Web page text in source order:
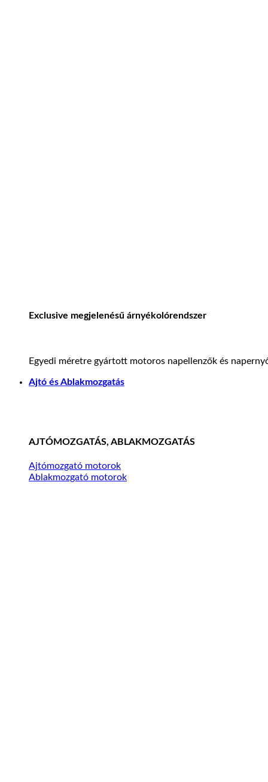
Exclusive megjelenésű árnyékolórendszer
Egyedi méretre gyártott motoros napellenzők és
Ajtó és Ablakmozgatás
AJTÓMOZGATÁS, ABLAKMOZGATÁS
Ajtómozgató motorok
Ablakmozgató motorok